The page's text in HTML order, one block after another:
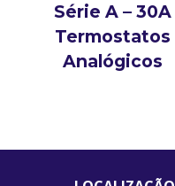
Série A – 30A
Termostatos
Analógicos